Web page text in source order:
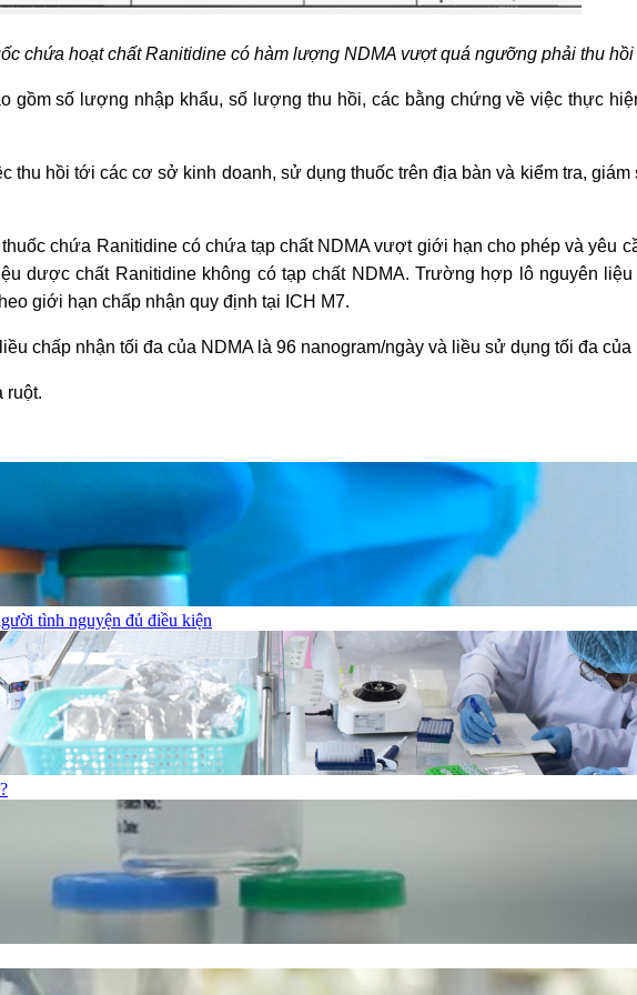
chứa hoạt chất Ranitidine có hàm lượng NDMA vượt quá ngưỡng phải thu hồi
gồm số lượng nhập khẩu, số lượng thu hồi, các bằng chứng về việc thực
hồi tới các cơ sở kinh doanh, sử dụng thuốc trên địa bàn và kiểm tra, giám
chứa Ranitidine có chứa tạp chất NDMA vượt giới hạn cho phép và yêu
dược chất Ranitidine không có tạp chất NDMA. Trường hợp lô nguyên
giới hạn chấp nhận quy định tại ICH M7.
chấp nhận tối đa của NDMA là 96 nanogram/ngày và liều sử dụng tối đa
ruột.
tình nguyện đủ điều kiện